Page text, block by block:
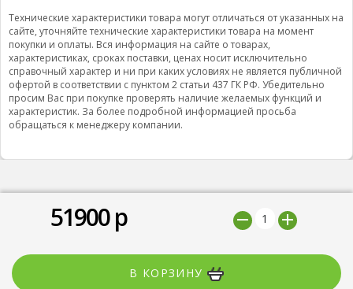
51900р
В КОРЗИНУ
Технические характеристики товара могут отличаться от указанных на
сайте, уточняйте технические характеристики товара на момент
покупки и оплаты. Вся информация на сайте о товарах,
характеристиках, сроках поставки, ценах носит исключительно
справочный характер и ни при каких условиях не является публичной
офертой в соответствии с пунктом 2 статьи 437 ГК РФ. Убедительно
просим Вас при покупке проверять наличие желаемых функций и
характеристик. За более подробной информацией просьба
обращаться к менеджеру компании.
© 2019 ООО "Природная вода”, Все права защищены
Мы принимаем